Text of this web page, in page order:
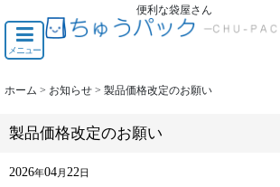
便利な袋屋さん
メニュー
ホーム > お知らせ > 製品価格改定のお願い
製品価格改定のお願い
2026年04月 22日